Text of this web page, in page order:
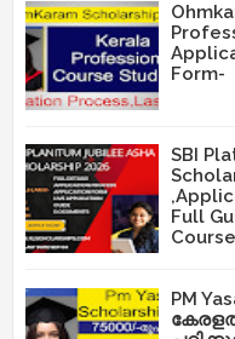
Form-
SBI
Full
PM